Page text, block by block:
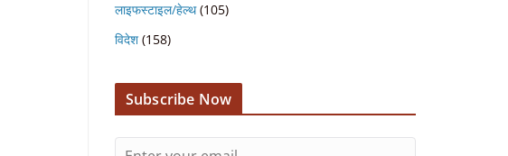
लाइफस्टाइल/हेल्थ(105)
विदेश (158)
Subscribe Now